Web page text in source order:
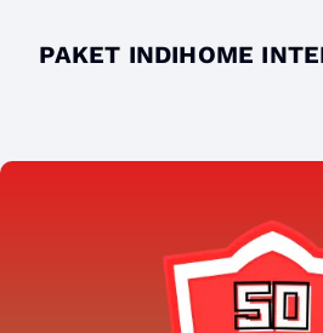
PAKET INDIHOME